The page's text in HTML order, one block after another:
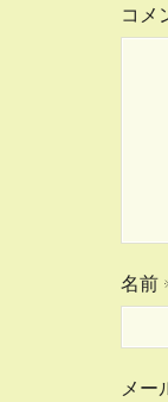
コメ
名前
メー